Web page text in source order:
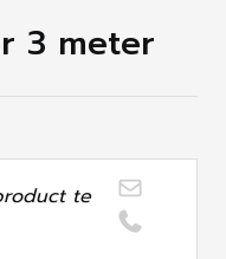
3 meter
te